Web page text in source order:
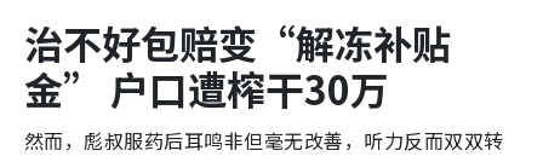
治不好包赔变“解冻补贴
金” 户口遭榨干30万
然而，彪叔服药后耳鸣非但毫无改善，听力反而双双转